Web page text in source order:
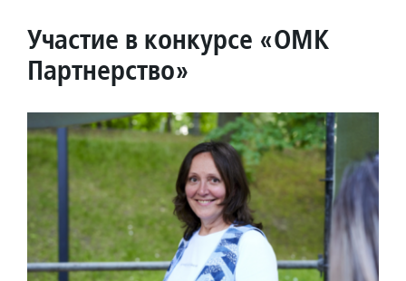
Участие в конкурсе «ОМК
Партнерство»